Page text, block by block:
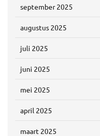
september 2025
augustus 2025
juli 2025
juni 2025
mei 2025
april 2025
maart 2025